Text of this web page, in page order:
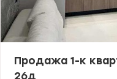
Продажа 1-к
26д